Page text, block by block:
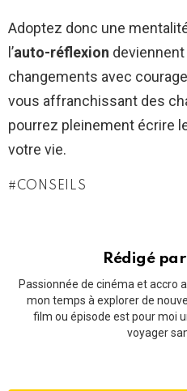
Adoptez donc une
l’auto-réflexion
changements avec
vous affranchissant des
pourrez pleinement écrire
votre vie.
CONSEILS
Rédigé par
Passionnée de cinéma et accro
mon temps à explorer de
film ou épisode est pour moi
voyager